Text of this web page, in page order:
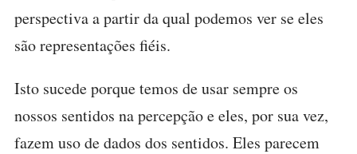
perspectiva a partir da qual podemos ver se eles
são representações fiéis.
Isto sucede porque temos de usar sempre os
nossos sentidos na percepção e eles, por sua vez,
fazem uso de dados dos sentidos. Eles parecem